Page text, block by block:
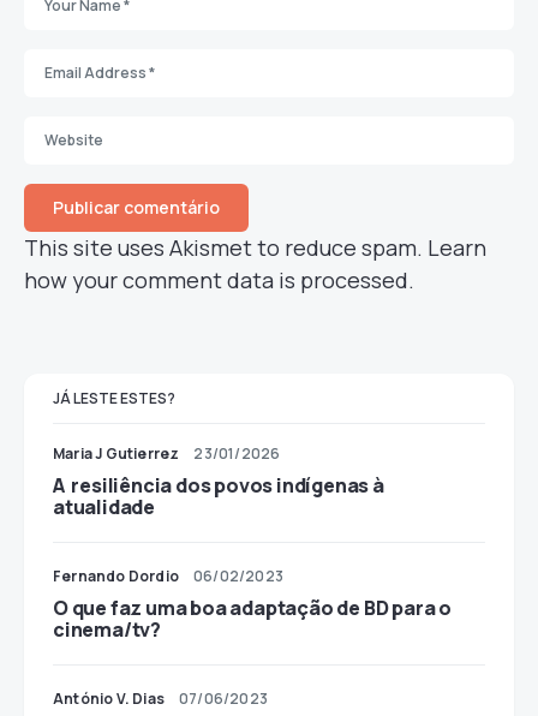
This site uses Akismet to reduce spam. Learn
how your comment data is processed.
JÁ LESTE ESTES?
Maria J Gutierrez 23/01/2026
A resiliência dos povos indígenas à
atualidade
Fernando Dordio 06/02/2023
O que faz uma boa adaptação de BD para o
cinema/tv?
António V. Dias 07/06/2023